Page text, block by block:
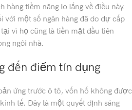
tiềm năng lo lắng về điều này.
với một số ngân hàng đã do dự cấp
vì họ cũng là tiền mặt đầu tiên
ngôi nhà.
đến điểm tín dụng
ứng trước ô tô, vốn hố không được
tế. Đây là một quyết định sáng